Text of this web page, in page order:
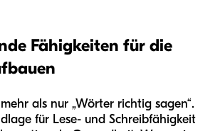
Fähigkeiten für die
als nur „Wörter richtig sagen“.
für Lese- und Schreibfähigkeit